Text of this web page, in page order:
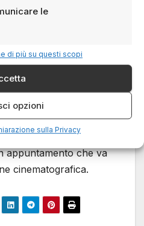
le
di più su questi scopi
opzioni
sulla Privacy
comunicate
immaginare che
vista la
calcistico e
abituato a vivere il
sociale oltre che
appuntamento che va
cinematografica.